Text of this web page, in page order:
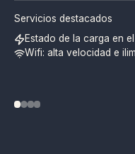
Servicios destacados
Estado de la carga en
Wifi: alta velocidad e